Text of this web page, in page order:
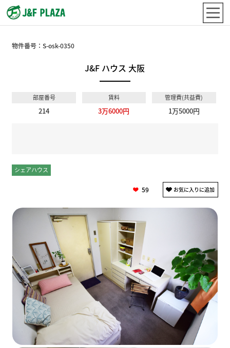
物件番号：S-osk-0350
J&F ハウス 大阪
部屋番号
214
賃料
3万6000円
管理費(共益費)
1万5000円
シェアハウス
59